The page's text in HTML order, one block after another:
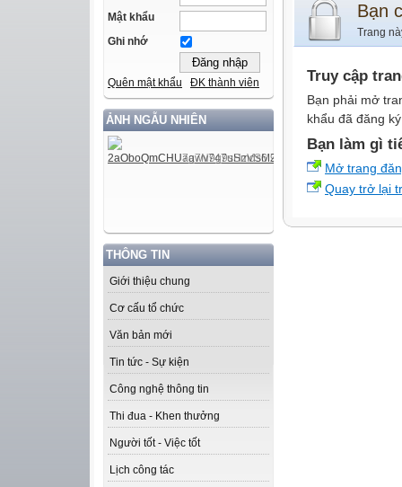
Mật khẩu
Ghi nhớ
Quên mật khẩu ĐK thành viên
ẢNH NGẪU NHIÊN
THÔNG TIN
Giới thiệu chung
Cơ cấu tổ chức
Văn bản mới
Tin tức - Sự kiện
Công nghệ thông tin
Thi đua - Khen thưởng
Người tốt - Việc tốt
Lịch công tác
Bạn
Trang
Truy cập
Bạn phải mở
khẩu đã đăng
Bạn làm gì
Mở trang
Quay trở lại